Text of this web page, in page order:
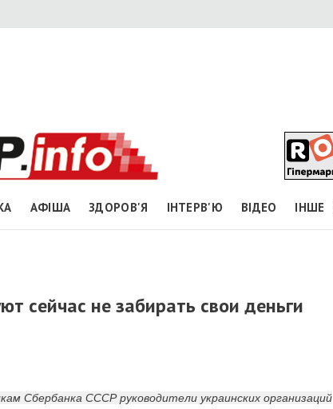
АФІША ЗДОРОВ'Я ІНТЕРВ'Ю ВІДЕО ІНШЕ
сейчас не забирать свои деньги
Сбербанка СССР руководители украинских организаций